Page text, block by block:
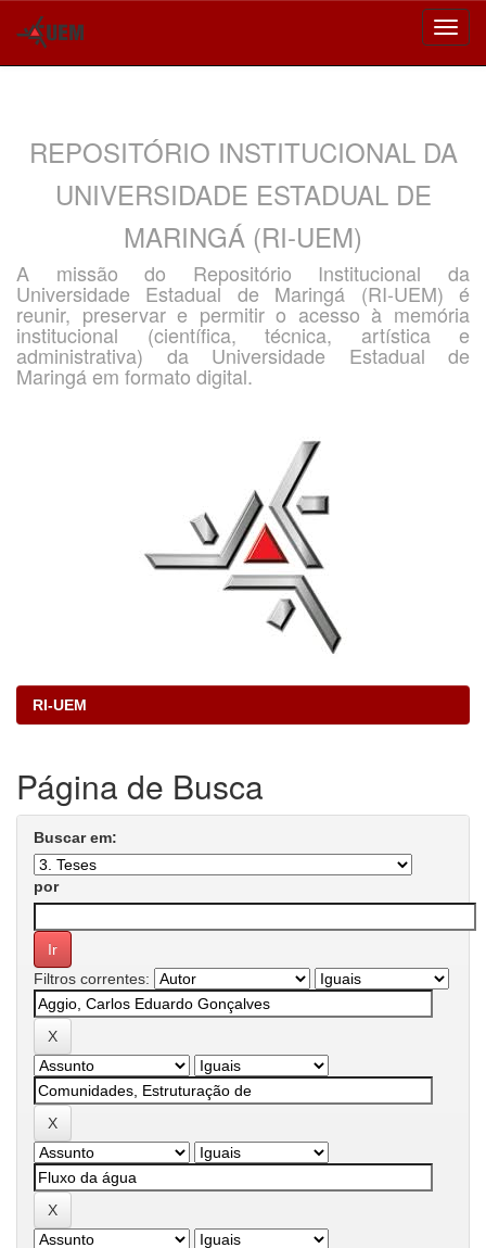
REPOSITÓRIO INSTITUCIONAL DA
UNIVERSIDADE ESTADUAL DE
MARINGÁ (RI-UEM)
A missão do Repositório Institucional da
Universidade Estadual de Maringá (RI-UEM) é
reunir, preservar e permitir o acesso à memória
institucional (científica, técnica, artística e
administrativa) da Universidade Estadual de
Maringá em formato digital.
RI-UEM
Página de Busca
Buscar em:
por
Filtros correntes: